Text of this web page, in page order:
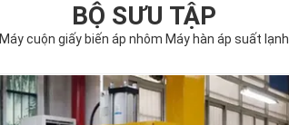
BỘ SƯU TẬP
Máy cuộn giấy biến áp nhôm Máy hàn áp suất lạnh